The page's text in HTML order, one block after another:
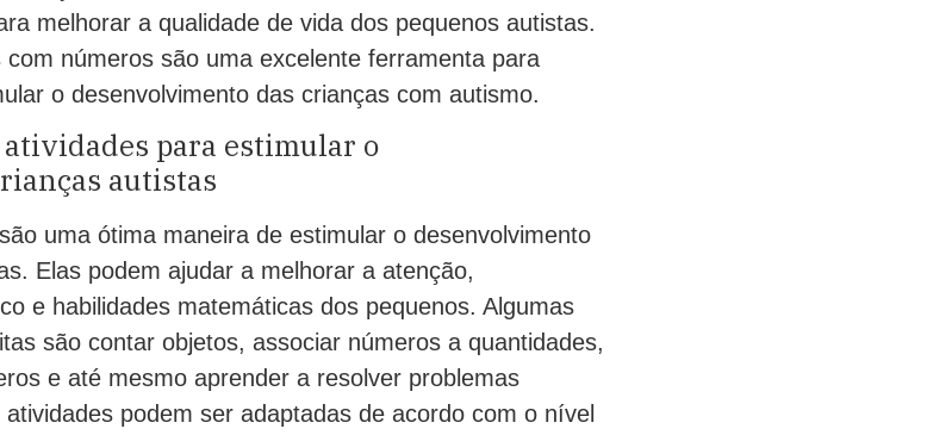
melhorar a qualidade de vida dos pequenos autistas.
números são uma excelente ferramenta para
o desenvolvimento das crianças com autismo.
para estimular o
autistas
uma ótima maneira de estimular o desenvolvimento
Elas podem ajudar a melhorar a atenção,
e habilidades matemáticas dos pequenos. Algumas
são contar objetos, associar números a quantidades,
e até mesmo aprender a resolver problemas
podem ser adaptadas de acordo com o nível